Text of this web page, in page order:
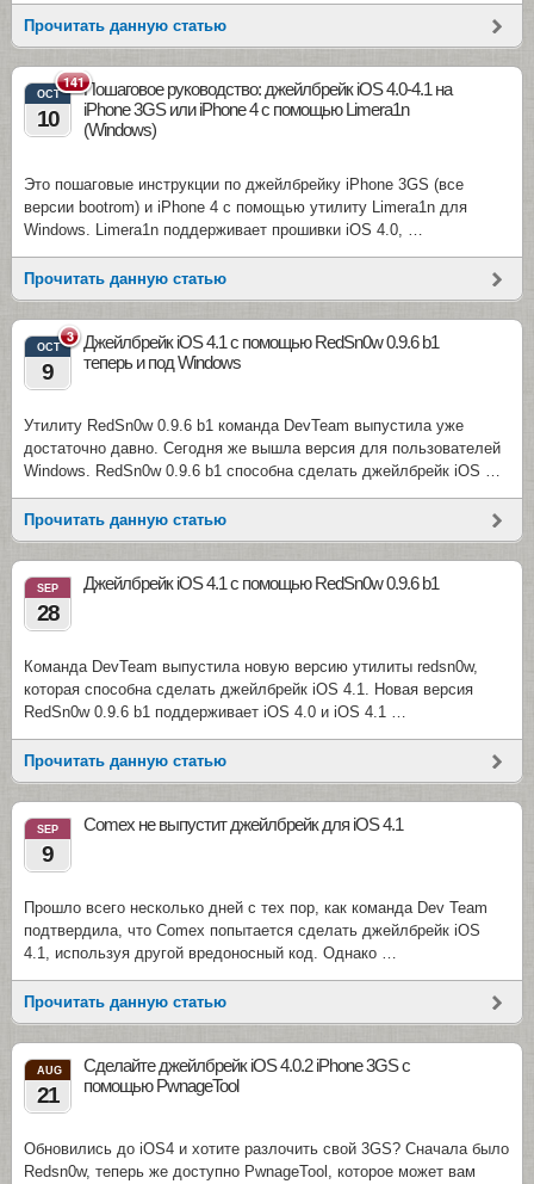
Прочитать данную статью
141
OCT
10
Пошаговое руководство: джейлбрейк iOS 4.0-4.1 на
iPhone 3GS или iPhone 4 с помощью Limera1n
(Windows)
Это пошаговые инструкции по джейлбрейку iPhone 3GS (все
версии bootrom) и iPhone 4 с помощью утилиту Limera1n для
Windows. Limera1n поддерживает прошивки iOS 4.0, …
Прочитать данную статью
3
OCT
9
Джейлбрейк iOS 4.1 с помощью RedSn0w 0.9.6 b1
теперь и под Windows
Утилиту RedSn0w 0.9.6 b1 команда DevTeam выпустила уже
достаточно давно. Сегодня же вышла версия для пользователей
Windows. RedSn0w 0.9.6 b1 способна сделать джейлбрейк iOS …
Прочитать данную статью
SEP
28
Джейлбрейк iOS 4.1 с помощью RedSn0w 0.9.6 b1
Команда DevTeam выпустила новую версию утилиты redsn0w,
которая способна сделать джейлбрейк iOS 4.1. Новая версия
RedSn0w 0.9.6 b1 поддерживает iOS 4.0 и iOS 4.1 …
Прочитать данную статью
SEP
9
Comex не выпустит джейлбрейк для iOS 4.1
Прошло всего несколько дней с тех пор, как команда Dev Team
подтвердила, что Comex попытается сделать джейлбрейк iOS
4.1, используя другой вредоносный код. Однако …
Прочитать данную статью
AUG
21
Сделайте джейлбрейк iOS 4.0.2 iPhone 3GS с
помощью PwnageTool
Обновились до iOS4 и хотите разлочить свой 3GS? Сначала было
Redsn0w, теперь же доступно PwnageTool, которое может вам